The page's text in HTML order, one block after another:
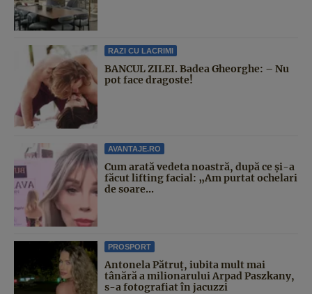
RAZI CU LACRIMI
BANCUL ZILEI. Badea Gheorghe: – Nu
pot face dragoste!
AVANTAJE.RO
Cum arată vedeta noastră, după ce și-a
făcut lifting facial: „Am purtat ochelari
de soare...
PROSPORT
Antonela Pătruț, iubita mult mai
tânără a milionarului Arpad Paszkany,
s-a fotografiat în jacuzzi